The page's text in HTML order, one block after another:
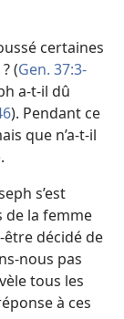
certaines
(Gen. 37:3-
a-t-il dû
). Pendant ce
que n’a-t-il
s’est
de la femme
être décidé de
nous pas
tous les
à ces